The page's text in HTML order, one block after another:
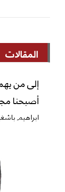
المقالات
إلى من
أصبحنا
ابراهيم